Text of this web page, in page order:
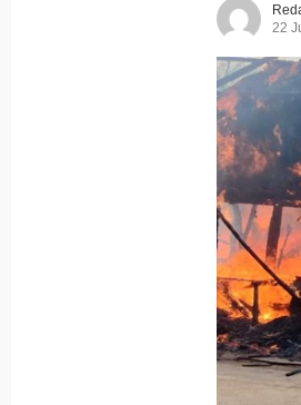
22